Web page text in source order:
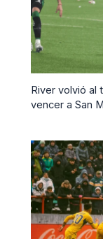
River volvió al
vencer a San